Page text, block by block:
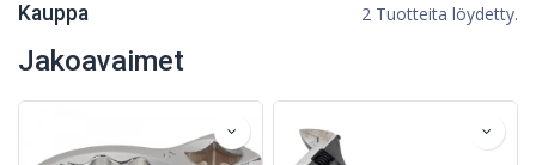
Kauppa 2 Tuotteita löydetty.
Jakoavaimet